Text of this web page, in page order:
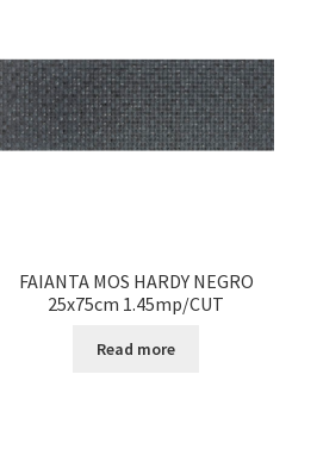
FAIANTA MOS HARDY NEGRO
25x75cm 1.45mp/CUT
Read more